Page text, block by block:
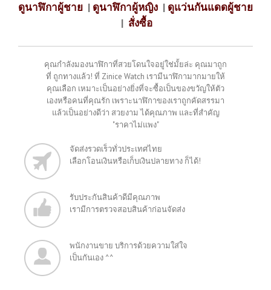
ดูนาฬิกาผู้ชาย | ดูนาฬิกาผู้หญิง | ดูแว่นกันแดดผู้ชาย
| สั่งซื้อ
คุณกำลังมองนาฬิกาที่สวยโดนใจอยู่ใช่มั้ยล่ะ คุณมาถูก
ที่ ถูกทางแล้ว! ที่ Zinice Watch เรามีนาฬิกามากมายให้
คุณเลือก เหมาะเป็นอย่างยิ่งที่จะซื้อเป็นของขวัญให้ตัว
เองหรือคนที่คุณรัก เพราะนาฬิกาของเราถูกคัดสรรมา
แล้วเป็นอย่างดีว่า สวยงาม ได้คุณภาพ และที่สำคัญ
"ราคาไม่แพง"
จัดส่งรวดเร็วทั่วประเทศไทย
เลือกโอนเงินหรือเก็บเงินปลายทาง ก็ได้!
รับประกันสินค้าดีมีคุณภาพ
เรามีการตรวจสอบสินค้าก่อนจัดส่ง
พนักงานขาย บริการด้วยความใส่ใจ
เป็นกันเอง ^^